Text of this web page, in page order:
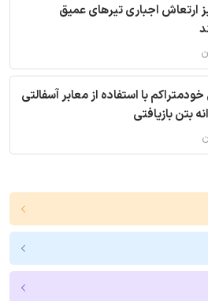
ارتعاش اجباری تیرهای عمیق
با استفاده از معابر آسفالتی
بتن بازیافتی